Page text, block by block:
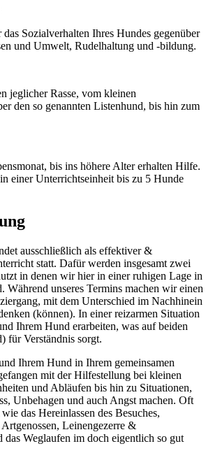
Sozialverhalten Ihres Hundes gegenüber
und Umwelt, Rudelhaltung und -bildung.
jeglicher Rasse, vom kleinen
den so genannten Listenhund, bis hin zum
bis ins höhere Alter erhalten Hilfe.
einer Unterrichtseinheit bis zu 5 Hunde
ausschließlich als effektiver &
statt. Dafür werden insgesamt zwei
in denen wir hier in einer ruhigen Lage in
Während unseres Termins machen wir einen
mit dem Unterschied im Nachhinein
(können). In einer reizarmen Situation
Ihrem Hund erarbeiten, was auf beiden
für Verständnis sorgt.
Ihrem Hund in Ihrem gemeinsamen
mit der Hilfestellung bei kleinen
und Abläufen bis hin zu Situationen,
Unbehagen und auch Angst machen. Oft
das Hereinlassen des Besuches,
Leinengezerre &
das Weglaufen im doch eigentlich so gut